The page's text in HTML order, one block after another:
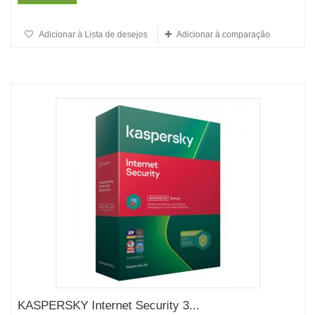
Adicionar à Lista de desejos Adicionar à comparação
KASPERSKY Internet Security 3...